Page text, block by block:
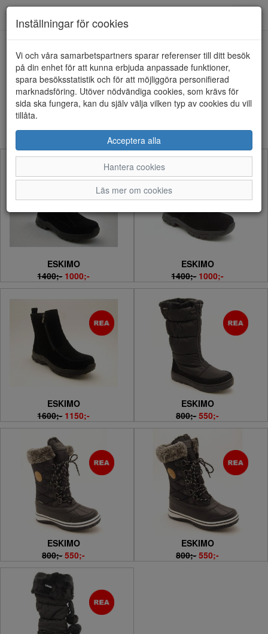
ESKIMO (7 artiklar)
Sortera efter:
ESKIMO
1400;- 1000;-
ESKIMO
1400;- 1000;-
ESKIMO
1600;- 1150;-
ESKIMO
800;- 550;-
ESKIMO
800;- 550;-
ESKIMO
800;- 550;-
Inställningar för cookies
Vi och våra samarbetspartners sparar referenser till ditt besök
på din enhet för att kunna erbjuda anpassade funktioner,
spara besöksstatistik och för att möjliggöra personifierad
marknadsföring. Utöver nödvändiga cookies, som krävs för
sida ska fungera, kan du själv välja vilken typ av cookies du vill
tillåta.
Acceptera alla
Hantera cookies
Läs mer om cookies